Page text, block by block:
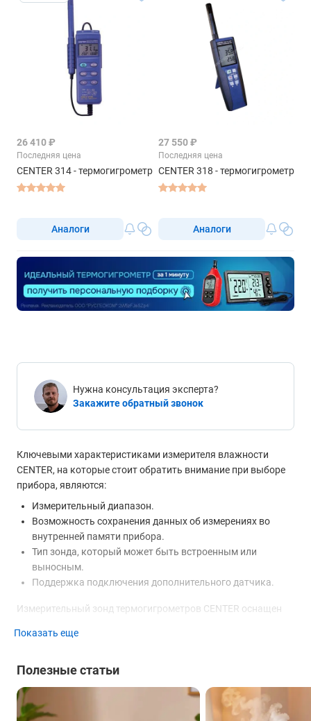
26 410 ₽
Последняя цена
CENTER 314 - термогигрометр
Аналоги
27 550 ₽
Последняя цена
CENTER 318 - термогигрометр
Аналоги
Нужна консультация эксперта?
Закажите обратный звонок
Ключевыми характеристиками измерителя влажности
CENTER, на которые стоит обратить внимание при выборе
прибора, являются:
Измерительный диапазон.
Возможность сохранения данных об измерениях во
внутренней памяти прибора.
Тип зонда, который может быть встроенным или
выносным.
Поддержка подключения дополнительного датчика.
Измерительный зонд термогигрометров CENTER оснащен
температур и конденсатором для измерения влажности.
дополнительной термопары типа К для расширения
диапазона измеряемых температур от -200 °С до 1370 °С.
Это может понадобиться, например, для контроля процесса
просушки древесины.
Показать еще
Полезные статьи